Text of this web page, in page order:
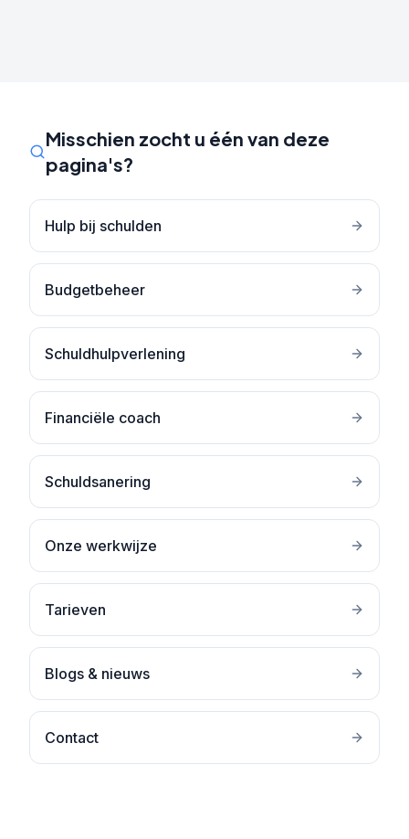
Misschien zocht u één van deze
pagina's?
Hulp bij schulden
Budgetbeheer
Schuldhulpverlening
Financiële coach
Schuldsanering
Onze werkwijze
Tarieven
Blogs & nieuws
Contact